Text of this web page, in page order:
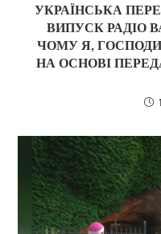
УКРАЇНСЬКА
ВИПУСК РАДІО
ЧОМУ Я,
НА ОСНОВІ